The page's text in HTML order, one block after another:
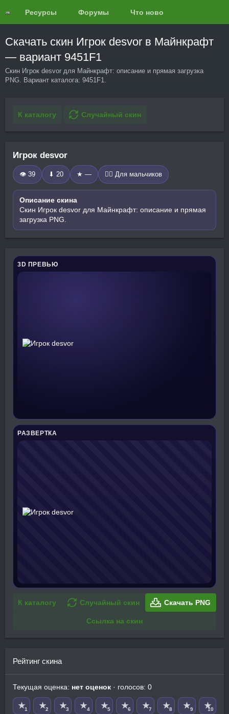
Ресурсы Форумы Что нового?
Скачать скин Игрок desvor в Майнкрафт
— вариант 9451F1
Скин Игрок desvor для Майнкрафт: описание и прямая загрузка
PNG. Вариант каталога: 9451F1.
К каталогу Случайный скин
Игрок desvor
👁 39 ⬇ 20 ★ — 🧍‍♂️ Для мальчиков
Описание скина
Скин Игрок desvor для Майнкрафт: описание и прямая
загрузка PNG.
3D ПРЕВЬЮ
РАЗВЕРТКА
К каталогу Случайный скин Скачать PNG
Ссылка на скин
Рейтинг скина
Текущая оценка: нет оценок · голосов: 0
★1 ★2 ★3 ★4 ★5 ★6 ★7 ★8 ★9 ★10